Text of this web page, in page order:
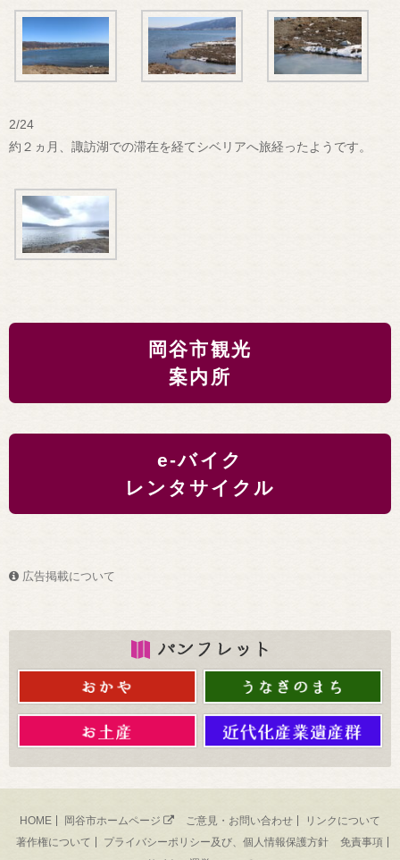
2/24
約２ヵ月、諏訪湖での滞在を経てシベリアへ旅経ったようです。
岡谷市観光
案内所
e-バイク
レンタサイクル
広告掲載について
HOME 岡谷市ホームページ ご意見・お問い合わせ
リンクについて
著作権について
プライバシーポリシー及び、個人情報保護方針
免責事項